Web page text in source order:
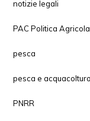
notizie legali
PAC Politica
pesca
pesca e acquacoltura
PNRR